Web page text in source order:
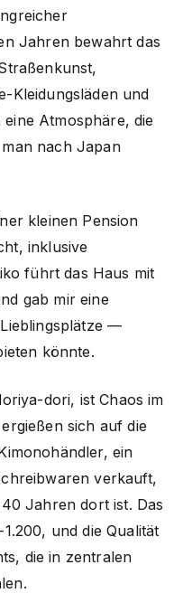
Jahren bewahrt das
Kleidungsläden und
Atmosphäre, die
nach Japan
kleinen Pension
inklusive
führt das Haus mit
gab mir eine
—
könnte.
dori, ist Chaos im
sich auf die
ein
verkauft,
Jahren dort ist. Das
und die Qualität
die in zentralen